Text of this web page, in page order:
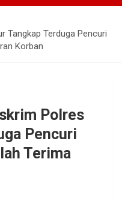
Tangkap Terduga Pencuri
Korban
Polres
Pencuri
Terima